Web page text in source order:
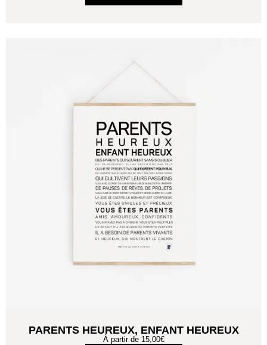
PARENTS HEUREUX, ENFANT HEUREUX
À partir de 15,00€